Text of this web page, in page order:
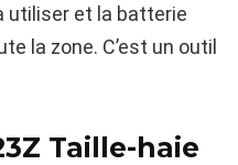
utiliser et la batterie
la zone. C’est un outil
Taille-haie